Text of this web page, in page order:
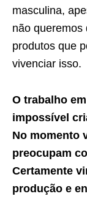
masculina,
não queremos
produtos que
vivenciar isso.
O trabalho
impossível
No momento
preocupam
Certamente
produção e